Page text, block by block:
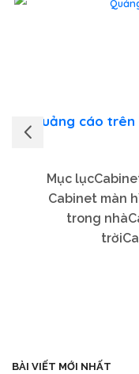
Quảng cáo
Mục
Cabinet màn
trong
BÀI VIẾT MỚI NHẤT